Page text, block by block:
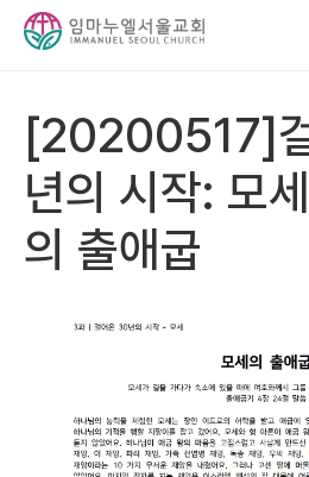
[20200517]
년의 시작: 모
의 출애굽